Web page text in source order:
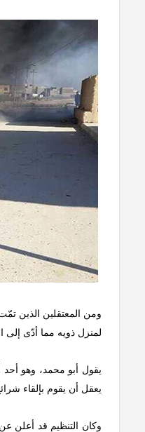
لمنزل ذويه مما أدّى إلى
يقول أبو محمد، وهو أحد
يعقل أن يقوم بإلقاء
وكان التنظيم قد أعلن